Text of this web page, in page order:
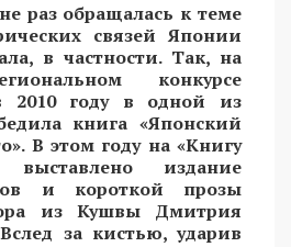
раз обращалась к теме
связей Японии
в частности. Так, на
конкурсе
2010 году в одной из
книга «Японский
В этом году на «Книгу
выставлено издание
и короткой прозы
из Кушвы Дмитрия
за кистью, ударив